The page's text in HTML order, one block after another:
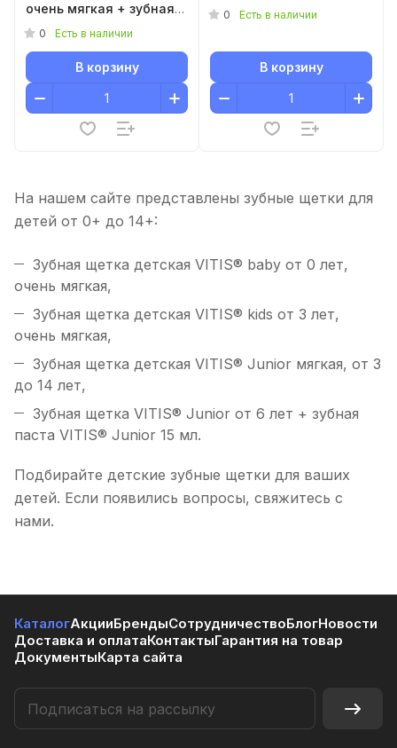
очень мягкая + зубная
паста VITIS® Kids 8мл
0 Есть в наличии
В корзину
0 Есть в наличии
В корзину
На нашем сайте представлены зубные щетки для
детей от 0+ до 14+:
Зубная щетка детская VITIS® baby от 0 лет,
очень мягкая,
Зубная щетка детская VITIS® kids от 3 лет,
очень мягкая,
Зубная щетка детская VITIS® Junior мягкая, от 3
до 14 лет,
Зубная щетка VITIS® Junior от 6 лет + зубная
паста VITIS® Junior 15 мл.
Подбирайте детские зубные щетки для ваших
детей. Если появились вопросы, свяжитесь с
нами.
КаталогАкцииБрендыСотрудничествоБлогНовости
Доставка и оплатаКонтактыГарантия на товар
ДокументыКарта сайта